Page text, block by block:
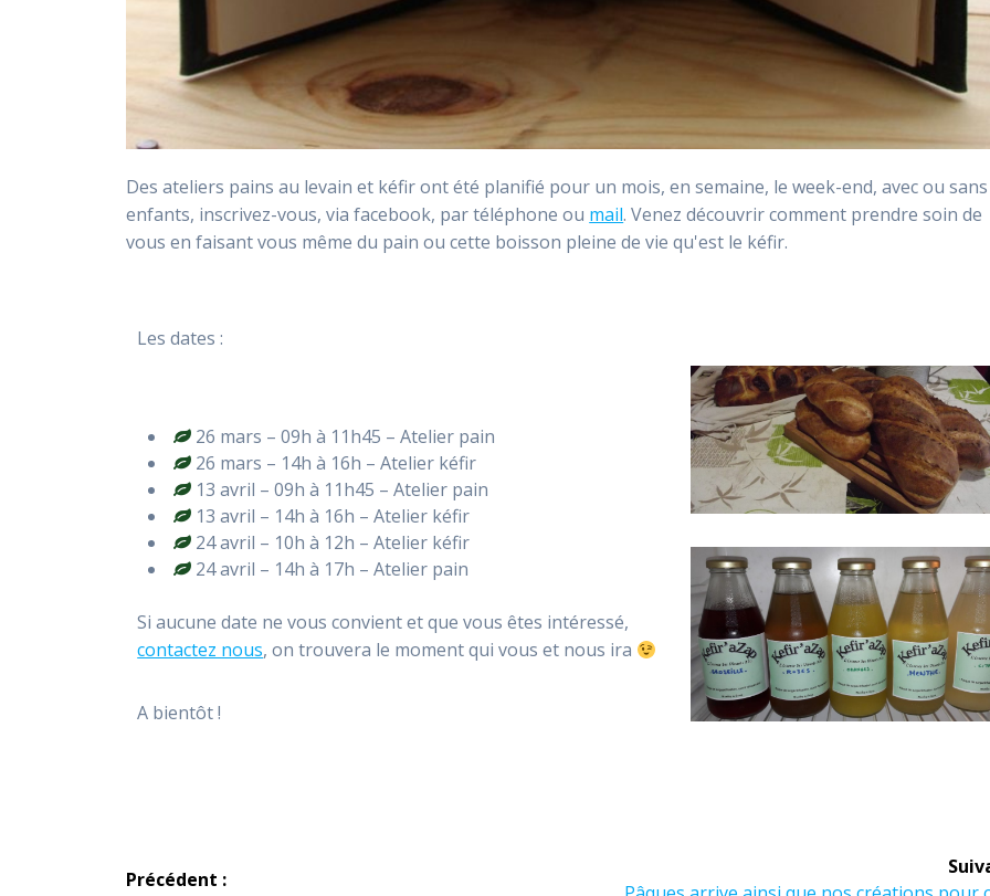
Des ateliers pains au levain et kéfir ont été planifié pour un mois, en semaine, le week-end, avec ou
enfants, inscrivez-vous, via facebook, par téléphone ou mail. Venez découvrir comment prendre soin de
vous en faisant vous même du pain ou cette boisson pleine de vie qu'est le kéfir.
Les dates :
26 mars – 09h à 11h45 – Atelier pain
26 mars – 14h à 16h – Atelier kéfir
13 avril – 09h à 11h45 – Atelier pain
13 avril – 14h à 16h – Atelier kéfir
24 avril – 10h à 12h – Atelier kéfir
24 avril – 14h à 17h – Atelier pain
Si aucune date ne vous convient et que vous êtes intéressé,
contactez nous, on trouvera le moment qui vous et nous ira
A bientôt !
Navigation
Précédent :